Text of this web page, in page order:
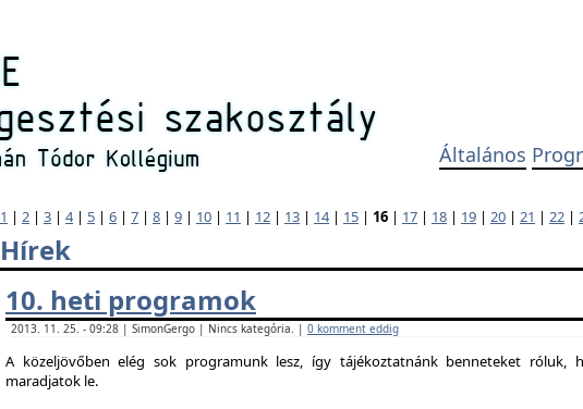
Általános
1 | 2 | 3 | 4| 5 | 6 | 7 | 8 | 9 | 10 | 11 | 12 | 13 | 14| 15 | 16 | 17 | 18 | 19 | 20 | 21 | 22 |
Hírek
10. heti programok
2013. 11. 25. - 09:28 | SimonGergo | Nincs kategória. | 0 komment eddig
A közeljövőben elég sok programunk lesz, így tájékoztatnánk benneteket róluk,
maradjatok le.